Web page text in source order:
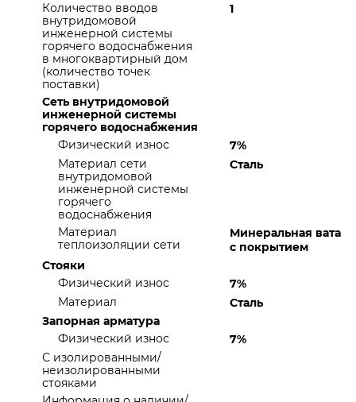
Количество вводов
внутридомовой
инженерной системы
горячего водоснабжения
в многоквартирный дом
(количество точек
поставки)
1
Сеть внутридомовой
инженерной системы
горячего водоснабжения
Физический износ
7%
Материал сети
внутридомовой
инженерной системы
горячего
водоснабжения
Сталь
Материал
теплоизоляции сети
Минеральная вата
с покрытием
Стояки
Физический износ
7%
Материал
Сталь
Запорная арматура
Физический износ
7%
С изолированными/
неизолированными
стояками